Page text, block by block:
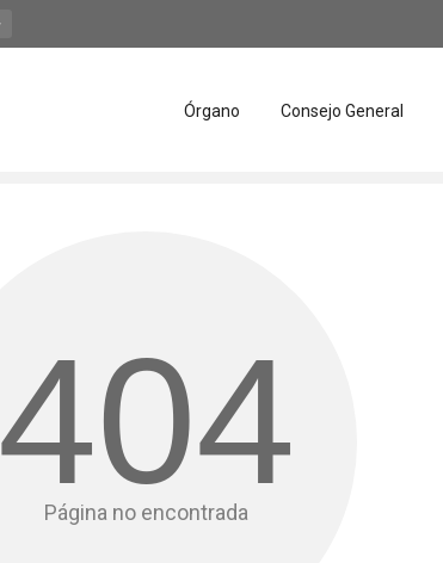
Órgano Consejo General
404
Página no encontrada